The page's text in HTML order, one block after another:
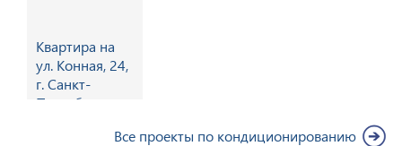
Квартира на
ул. Конная, 24,
г. Санкт-
Петербург
Все проекты по кондиционированию